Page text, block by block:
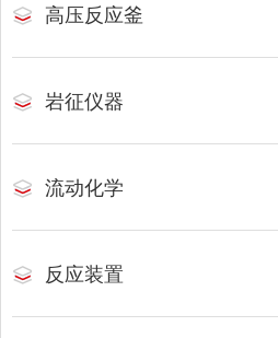
高压反应釜
岩征仪器
流动化学
反应装置